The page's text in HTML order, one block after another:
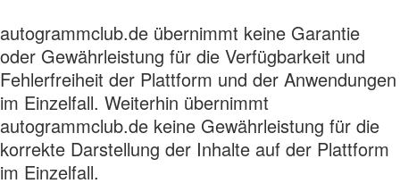
autogrammclub.de übernimmt keine Garantie
oder Gewährleistung für die Verfügbarkeit und
Fehlerfreiheit der Plattform und der Anwendungen
im Einzelfall. Weiterhin übernimmt
autogrammclub.de keine Gewährleistung für die
korrekte Darstellung der Inhalte auf der Plattform
im Einzelfall.